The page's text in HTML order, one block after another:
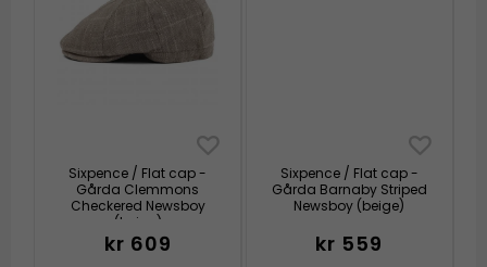
Sixpence / Flat cap -
Gårda Clemmons
Checkered Newsboy
(beige)
kr 609
Sixpence / Flat cap -
Gårda Barnaby Striped
Newsboy (beige)
kr 559